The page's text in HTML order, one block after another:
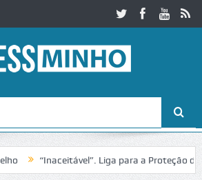
“Inaceitável”. Liga para a Proteção da